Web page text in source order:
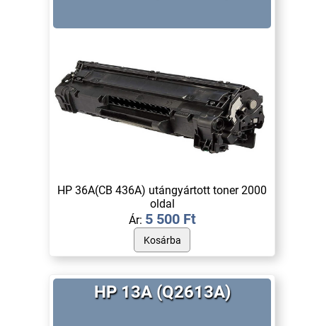
HP 36A(CB 436A) utángyártott toner 2000
oldal
Ár: 5 500 Ft
HP 13A (Q2613A)